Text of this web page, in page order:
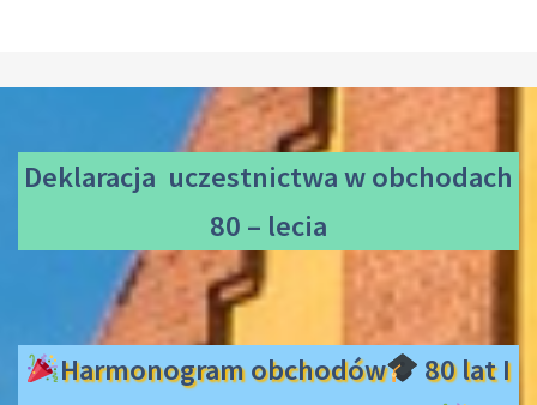
Deklaracja uczestnictwaw obchodach
80 – lecia
Harmonogram obchodów
80 lat I